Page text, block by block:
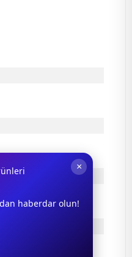
×
haberdar olun!